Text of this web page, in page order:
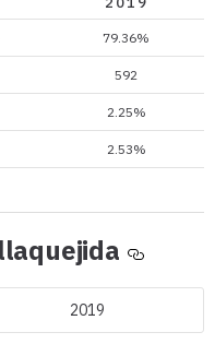
79.36%
592
2.25%
2.53%
Todos
datos
de
2019